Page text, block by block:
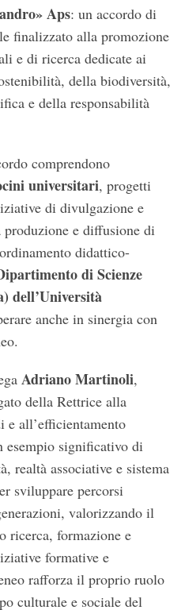
Aps: un accordo di
finalizzato alla promozione
e di ricerca dedicate ai
della biodiversità,
e della responsabilità
comprendono
universitari, progetti
di divulgazione e
e diffusione di
didattico-
di Scienze
dell’Università
anche in sinergia con
Adriano Martinoli,
della Rettrice alla
e all’efficientamento
esempio significativo di
realtà associative e sistema
sviluppare percorsi
valorizzando il
ricerca, formazione e
formative e
rafforza il proprio ruolo
culturale e sociale del